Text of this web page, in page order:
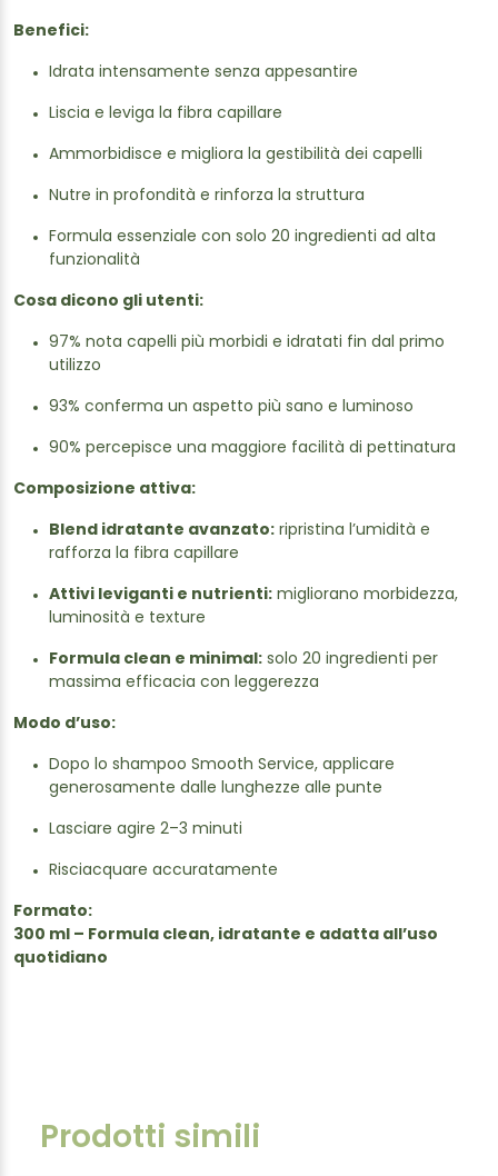
Benefici:
Idrata intensamente senza appesantire
Liscia e leviga la fibra capillare
Ammorbidisce e migliora la gestibilità dei capelli
Nutre in profondità e rinforza la struttura
Formula essenziale con solo 20 ingredienti ad alta
funzionalità
Cosa dicono gli utenti:
97% nota capelli più morbidi e idratati fin dal primo
utilizzo
93% conferma un aspetto più sano e luminoso
90% percepisce una maggiore facilità di pettinatura
Composizione attiva:
Blend idratante avanzato: ripristina l’umidità e
rafforza la fibra capillare
Attivi leviganti e nutrienti: migliorano morbidezza,
luminosità e texture
Formula clean e minimal: solo 20 ingredienti per
massima efficacia con leggerezza
Modo d’uso:
Dopo lo shampoo Smooth Service, applicare
generosamente dalle lunghezze alle punte
Lasciare agire 2–3 minuti
Risciacquare accuratamente
Formato:
300 ml – Formula clean, idratante e adatta all’uso
quotidiano
Prodotti simili